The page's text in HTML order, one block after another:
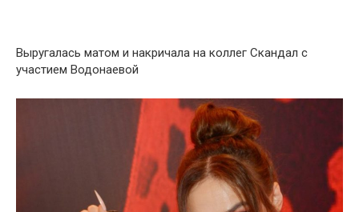
Выругалась матом и накричала на коллег Скандал с
участием Водонаевой